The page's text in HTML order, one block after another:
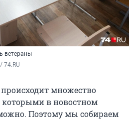
ветераны
74.RU
множество
которыми в новостном
Поэтому мы собираем